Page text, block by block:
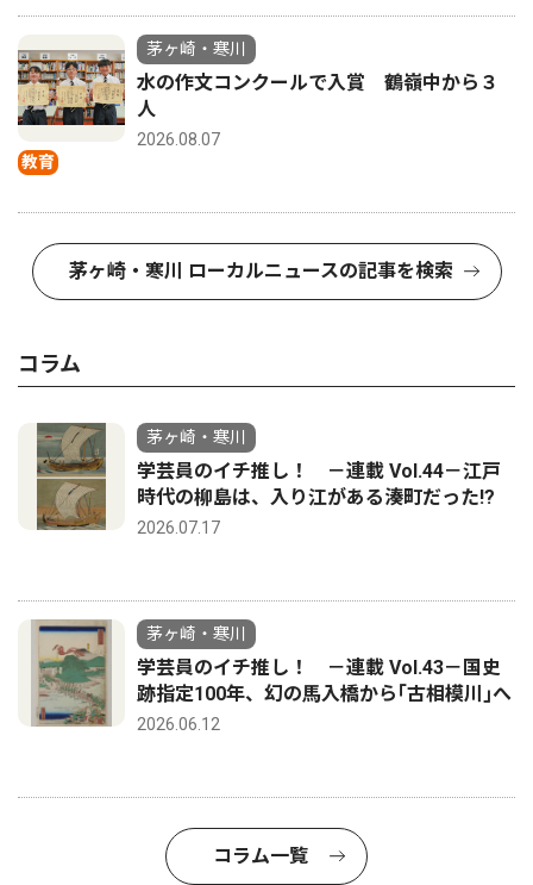
教育
茅ヶ崎・寒川
水の作文コンクールで入賞 鶴嶺中から３
人
2026.08.07
茅ヶ崎・寒川 ローカルニュースの記事を検索
コラム
茅ヶ崎・寒川
学芸員のイチ推し！ －連載 Vol.44－江戸
時代の柳島は、入り江がある湊町だった!?
2026.07.17
茅ヶ崎・寒川
学芸員のイチ推し！ －連載 Vol.43－国史
跡指定100年、幻の馬入橋から｢古相模川｣へ
2026.06.12
コラム一覧